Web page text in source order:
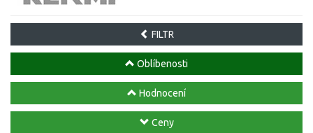
FILTR
Oblíbenosti
Hodnocení
Ceny